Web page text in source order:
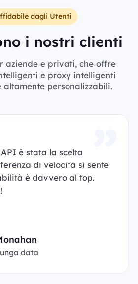
dagli Utenti
i nostri clienti
aziende e privati, che offre
e proxy intelligenti
altamente personalizzabili.
è stata la scelta
di velocità si sente
è davvero al top.
data